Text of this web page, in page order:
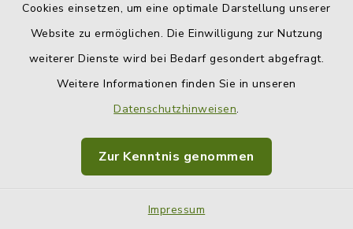
Cookies einsetzen, um eine optimale Darstellung unserer
Website zu ermöglichen. Die Einwilligung zur Nutzung
weiterer Dienste wird bei Bedarf gesondert abgefragt.
Weitere Informationen finden Sie in unseren
Datenschutzhinweisen.
Zur Kenntnis genommen
Impressum
96199 Zapfendorf
0177/4638256
custom-workx@gmx.de
cut and more by
gerda